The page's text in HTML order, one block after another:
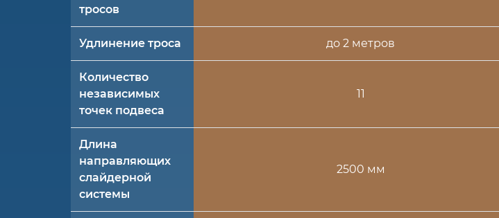
тросов
Удлинение троса до 2 метров
Количество
независимых
точек подвеса
11
Длина
направляющих
слайдерной
системы
2500 мм